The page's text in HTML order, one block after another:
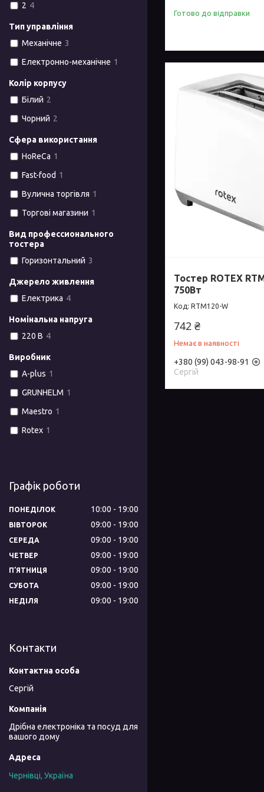
Готово до відправки
Тостер ROTEX
750Вт
RTM120-W
742 ₴
Немає в наявності
+380 (99) 043-98-91
Сергій
2 4
Тип управління
Механічне 3
Електронно-механічне 1
Колір корпусу
Білий 2
Чорний 2
Сфера використання
HoReCa 1
Fast-food 1
Вулична торгівля 1
Торгові магазини 1
Вид профессионального
тостера
Горизонтальний 3
Джерело живлення
Електрика 4
Номінальна напруга
220 В 4
Виробник
A-plus 1
GRUNHELM 1
Maestro 1
Rotex 1
Графік роботи
ПОНЕДІЛОК 10:00 19:00
ВІВТОРОК 09:00 19:00
СЕРЕДА 09:00 19:00
ЧЕТВЕР 09:00 19:00
ПʼЯТНИЦЯ 09:00 19:00
СУБОТА 09:00 19:00
НЕДІЛЯ 09:00 19:00
Контакти
Сергій
Дрібна електроніка та посуд для
вашого дому
Чернівці, Україна